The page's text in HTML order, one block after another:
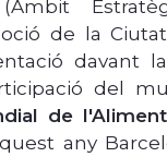
de la
davant
del
de
any